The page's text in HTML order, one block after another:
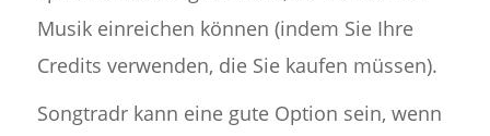
Musik einreichen können (indem Sie Ihre
Credits verwenden, die Sie kaufen müssen).
Songtradr kann eine gute Option sein, wenn